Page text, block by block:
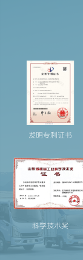
发明专利证书
科学技术奖